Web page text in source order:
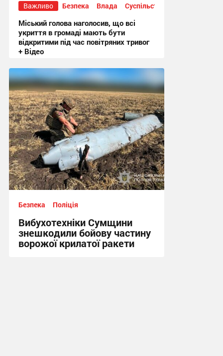
Важливо Безпека Влада Суспільство
Міський голова наголосив, що всі
укриття в громаді мають бути
відкритими під час повітряних тривог
+ Відео
20:50, 3.08.2026
Безпека Поліція
Вибухотехніки Сумщини
знешкодили бойову частину
ворожої крилатої ракети